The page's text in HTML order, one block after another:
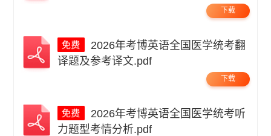
下载
译题及参考译文.pdf
下载
力题型考情分析.pdf